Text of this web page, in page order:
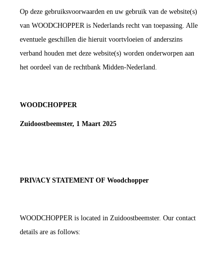
Op deze gebruiksvoorwaarden en uw gebruik van de website(s)
van WOODCHOPPER is Nederlands recht van toepassing. Alle
eventuele geschillen die hieruit voortvloeien of anderszins
verband houden met deze website(s) worden onderworpen aan
het oordeel van de rechtbank Midden-Nederland.
WOODCHOPPER
Zuidoostbeemster, 1 Maart 2025
PRIVACY STATEMENT OF Woodchopper
WOODCHOPPER is located in Zuidoostbeemster. Our contact
details are as follows: